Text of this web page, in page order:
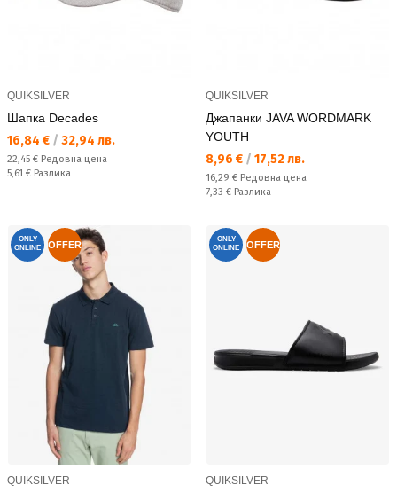
QUIKSILVER
Шапка Decades
Текуща цена:
16,84 € / 32,94 лв.
Редовна цена:
22,45 € Редовна цена
Спестявате:
5,61 € Разлика
QUIKSILVER
Джапанки JAVA WORDMARK
YOUTH
Текуща цена:
8,96 € / 17,52 лв.
Редовна цена:
16,29 € Редовна цена
Спестявате:
7,33 € Разлика
ONLY
ONLINE
OFFER
QUIKSILVER
ONLY
ONLINE
OFFER
QUIKSILVER